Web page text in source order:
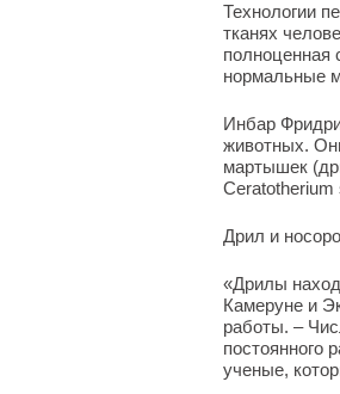
Технологии
тканях
полноценная
нормальные
Инбар
животных.
мартышек
Ceratotherium
Дрил и
«Дрилы
Камеруне и
работы. –
постоянного
ученые,